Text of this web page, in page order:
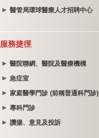
醫管局環球醫療人才招聘中心
服務捷徑
醫院聯網、醫院及醫療機構
急症室
家庭醫學門診 (前稱普通科門診)
專科門診
讚揚、意見及投訴